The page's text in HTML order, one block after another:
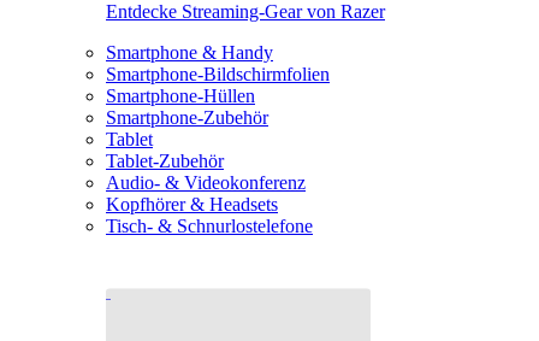
Entdecke Streaming-Gear von Razer
Smartphone & Handy
Smartphone-Bildschirmfolien
Smartphone-Hüllen
Smartphone-Zubehör
Tablet
Tablet-Zubehör
Audio- & Videokonferenz
Kopfhörer & Headsets
Tisch- & Schnurlostelefone